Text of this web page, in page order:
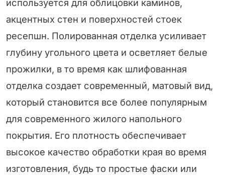
используется для облицовки каминов,
акцентных стен и поверхностей стоек
ресепшн. Полированная отделка усиливает
глубину угольного цвета и осветляет белые
прожилки, в то время как шлифованная
отделка создает современный, матовый вид,
который становится все более популярным
для современного жилого напольного
покрытия. Его плотность обеспечивает
высокое качество обработки края во время
изготовления, будь то простые фаски или